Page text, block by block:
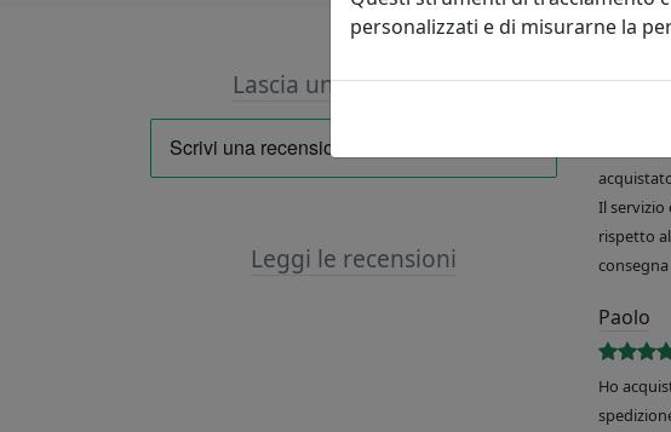
Lascia una recensione
Leggi le recensioni
R. de
Il servizio
rispetto
Paolo
Ho
personalizzati e di misurarne la